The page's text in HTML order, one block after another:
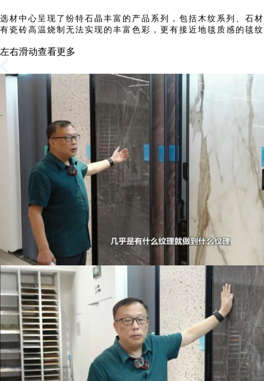
选材中心呈现了纷特石晶丰富的产品系列，包括木纹系列、石
有瓷砖高温烧制无法实现的丰富色彩，更有接近地毯质感的毯
左右滑动查看更多